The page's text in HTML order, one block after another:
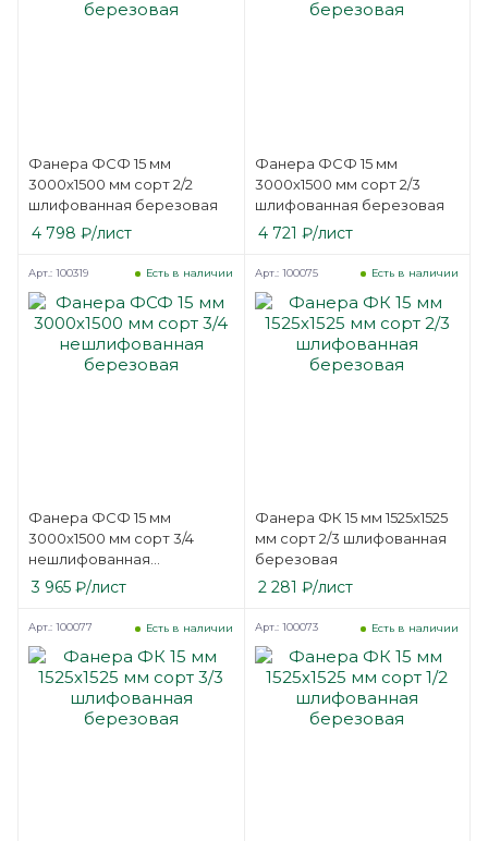
Фанера ФСФ 15 мм
3000х1500 мм сорт 2/2
шлифованная березовая
4 798 ₽/лист
Фанера ФСФ 15 мм
3000х1500 мм сорт 2/3
шлифованная березовая
4 721 ₽/лист
Фанера ФСФ 15 мм
3000х1500 мм сорт 3/4
нешлифованная
березовая
Есть в наличии
Арт.: 100319
3 965 ₽/лист
Фанера ФК 15 мм 1525х1525
мм сорт 2/3 шлифованная
березовая
Есть в наличии
Арт.: 100075
2 281 ₽/лист
Есть в наличии
Арт.: 100077 Есть в наличии
Арт.: 100073